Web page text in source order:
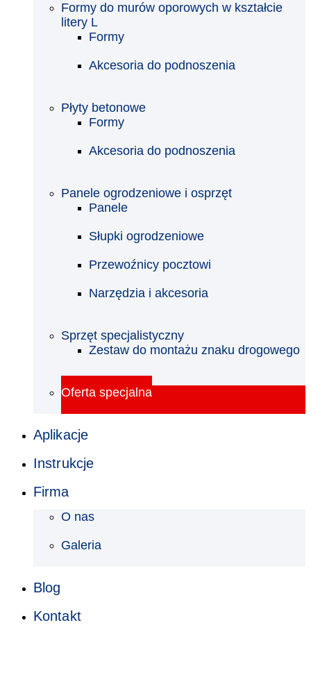
Formy do murów oporowych w kształcie
litery L
Formy
Akcesoria do podnoszenia
Płyty betonowe
Formy
Akcesoria do podnoszenia
Panele ogrodzeniowe i osprzęt
Panele
Słupki ogrodzeniowe
Przewoźnicy pocztowi
Narzędzia i akcesoria
Sprzęt specjalistyczny
Zestaw do montażu znaku drogowego
Oferta specjalna
Aplikacje
Instrukcje
Firma
O nas
Galeria
Blog
Kontakt